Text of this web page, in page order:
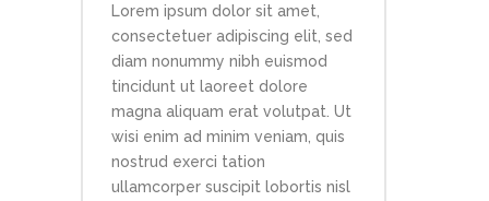
Lorem ipsum dolor sit amet,
consectetuer adipiscing elit, sed
diam nonummy nibh euismod
tincidunt ut laoreet dolore
magna aliquam erat volutpat. Ut
wisi enim ad minim veniam, quis
nostrud exerci tation
ullamcorper suscipit lobortis nisl